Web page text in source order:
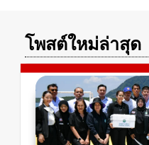
โพสต์ใหม่ล่าสุด